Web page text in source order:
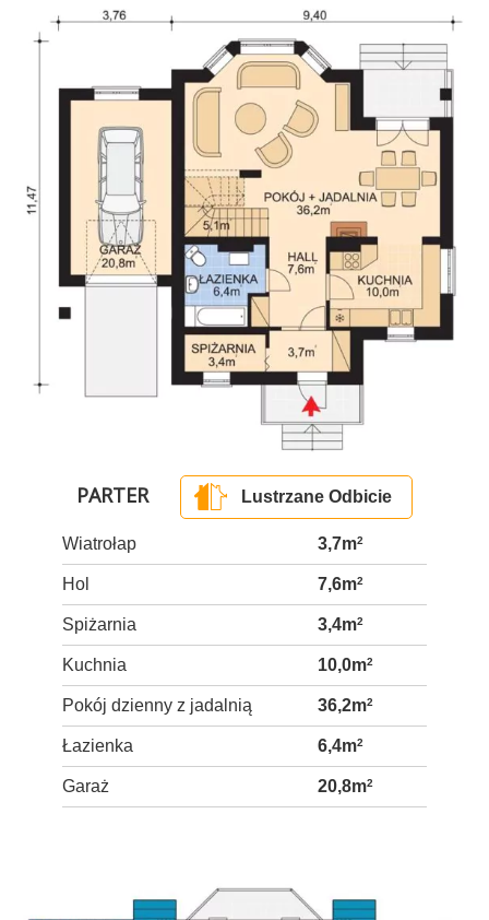
PARTER Lustrzane Odbicie
Wiatrołap 3,7m2
Hol 7,6m2
Spiżarnia 3,4m2
Kuchnia 10,0m2
Pokój dzienny z jadalnią 36,2m2
Łazienka 6,4m2
Garaż 20,8m2